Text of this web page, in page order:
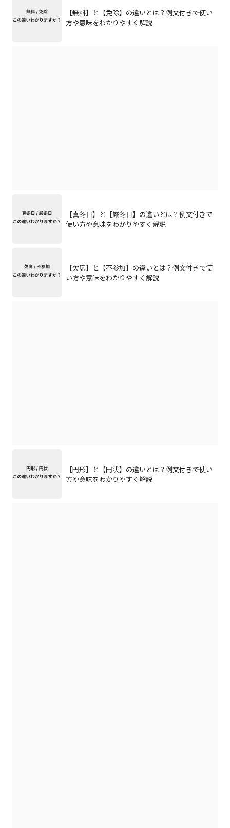
【無料】と【免除】の違いとは？例文付きで使い
方や意味をわかりやすく解説
【真冬日】と【厳冬日】の違いとは？例文付きで
使い方や意味をわかりやすく解説
【欠席】と【不参加】の違いとは？例文付きで使
い方や意味をわかりやすく解説
【円形】と【円状】の違いとは？例文付きで使い
方や意味をわかりやすく解説